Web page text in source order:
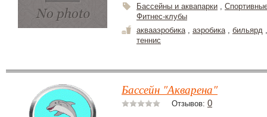
Бассейны и аквапарки ,
Фитнес-клубы
аквааэробика, аэробика, бильярд
теннис
Бассейн "Акварена"
Отзывов: 0